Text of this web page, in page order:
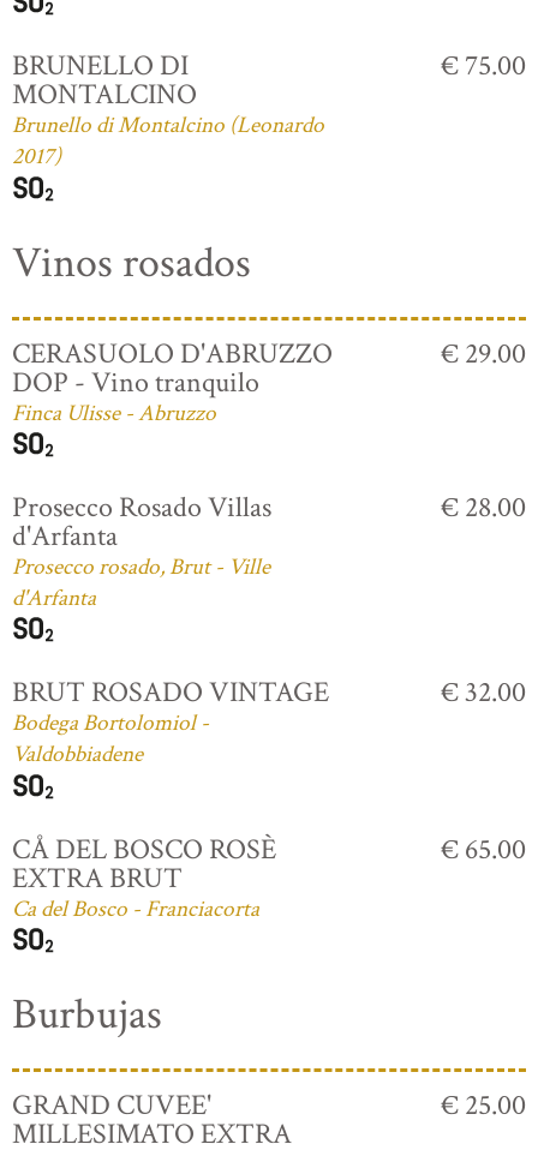
BRUNELLO DI
MONTALCINO
Brunello di Montalcino (Leonardo
2017)
€ 75.00
Vinos rosados
CERASUOLO D'ABRUZZO
DOP - Vino tranquilo
Finca Ulisse - Abruzzo
€ 29.00
Prosecco Rosado Villas
d'Arfanta
Prosecco rosado, Brut - Ville
d'Arfanta
€ 28.00
BRUT ROSADO VINTAGE
Bodega Bortolomiol -
Valdobbiadene
€ 32.00
CÅ DEL BOSCO ROSÈ
EXTRA BRUT
Ca del Bosco - Franciacorta
€ 65.00
Burbujas
GRAND CUVEE'
MILLESIMATO EXTRA
€ 25.00